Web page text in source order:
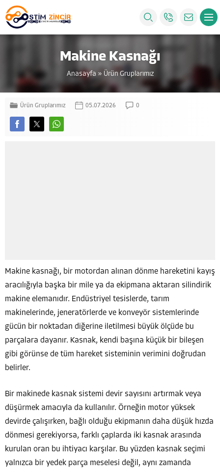
Makine Kasnağı
Anasayfa » Ürün Gruplarımız
Ürün Gruplarımız 05.07.2026 0
Makine kasnağı, bir motordan alınan dönme hareketini kayış
aracılığıyla başka bir mile ya da ekipmana aktaran silindirik
makine elemanıdır. Endüstriyel tesislerde, tarım
makinelerinde, jeneratörlerde ve konveyör sistemlerinde
gücün bir noktadan diğerine iletilmesi büyük ölçüde bu
parçalara dayanır. Kasnak, kendi başına küçük bir bileşen
gibi görünse de tüm hareket sisteminin verimini doğrudan
belirler.
Bir makinede kasnak sistemi devir sayısını artırmak veya
düşürmek amacıyla da kullanılır. Örneğin motor yüksek
devirde çalışırken, bağlı olduğu ekipmanın daha düşük hızda
dönmesi gerekiyorsa, farklı çaplarda iki kasnak arasında
kurulan oran bu ihtiyacı karşılar. Bu yüzden kasnak seçimi
yalnızca bir yedek parça meselesi değil, aynı zamanda